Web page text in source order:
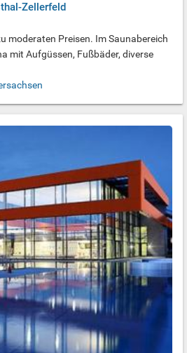
Zellerfeld
moderaten Preisen. Im Saunabereich
mit Aufgüssen, Fußbäder, diverse